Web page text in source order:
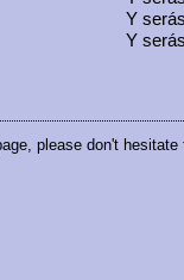
Y
Y
please don't